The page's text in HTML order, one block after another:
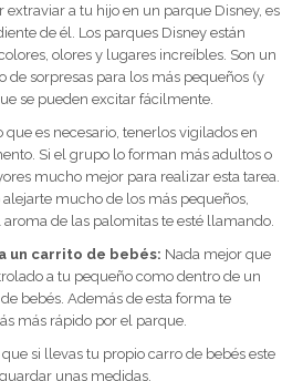
extraviar a tu hijo en un parque Disney, es
de él. Los parques Disney están
olores y lugares increíbles. Son un
de sorpresas para los más pequeños (y
se pueden excitar fácilmente.
que es necesario, tenerlos vigilados en
Si el grupo lo forman más adultos o
mucho mejor para realizar esta tarea.
alejarte mucho de los más pequeños,
de las palomitas te esté llamando.
un carrito de bebés: Nada mejor que
a tu pequeño como dentro de un
bebés. Además de esta forma te
más rápido por el parque.
si llevas tu propio carro de bebés este
unas medidas.